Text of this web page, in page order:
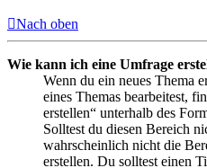
Nach oben
Wie kann ich eine Umfrage
Wenn du ein neues Thema
eines Themas bearbeitest,
erstellen“ unterhalb des
Solltest du diesen Bereich
wahrscheinlich nicht die
erstellen. Du solltest einen